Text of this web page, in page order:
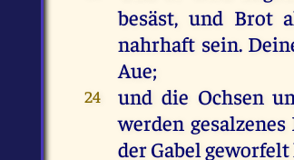
besäst, und Brot
nahrhaft sein.
Aue;
24 und die Ochsen
werden gesalzenes
derGabel geworfelt